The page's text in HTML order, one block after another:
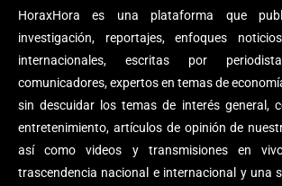
HoraxHora es una plataforma que
investigación, reportajes, enfoques
internacionales, escritas por
comunicadores, expertos en temas de
sin descuidar los temas de interés general,
entretenimiento, artículos de opinión de
así como videos y transmisiones en
trascendencia nacional e internacional y una